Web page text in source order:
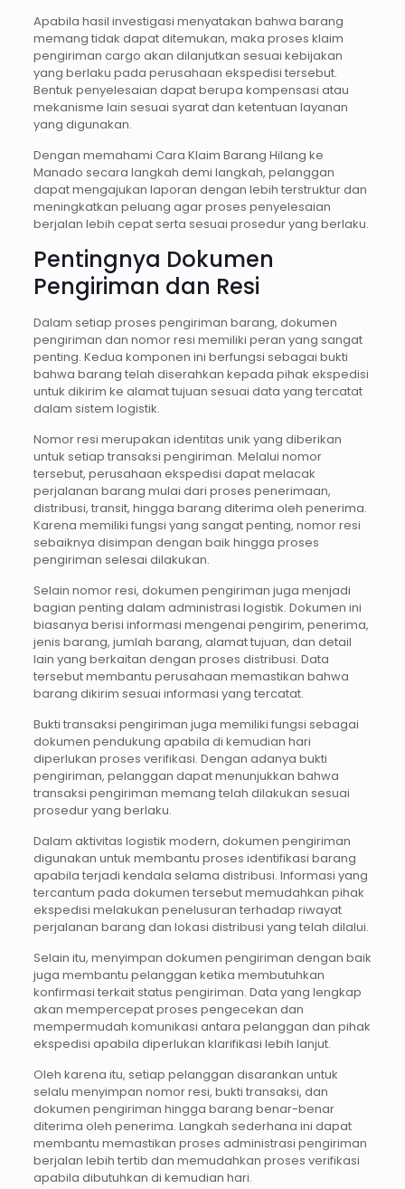
Apabila hasil investigasi menyatakan bahwa barang
memang tidak dapat ditemukan, maka proses klaim
pengiriman cargo akan dilanjutkan sesuai kebijakan
yang berlaku pada perusahaan ekspedisi tersebut.
Bentuk penyelesaian dapat berupa kompensasi atau
mekanisme lain sesuai syarat dan ketentuan layanan
yang digunakan.
Dengan memahami Cara Klaim Barang Hilang ke
Manado secara langkah demi langkah, pelanggan
dapat mengajukan laporan dengan lebih terstruktur dan
meningkatkan peluang agar proses penyelesaian
berjalan lebih cepat serta sesuai prosedur yang berlaku.
Pentingnya Dokumen
Pengiriman dan Resi
Dalam setiap proses pengiriman barang, dokumen
pengiriman dan nomor resi memiliki peran yang sangat
penting. Kedua komponen ini berfungsi sebagai bukti
bahwa barang telah diserahkan kepada pihak ekspedisi
untuk dikirim ke alamat tujuan sesuai data yang tercatat
dalam sistem logistik.
Nomor resi merupakan identitas unik yang diberikan
untuk setiap transaksi pengiriman. Melalui nomor
tersebut, perusahaan ekspedisi dapat melacak
perjalanan barang mulai dari proses penerimaan,
distribusi, transit, hingga barang diterima oleh penerima.
Karena memiliki fungsi yang sangat penting, nomor resi
sebaiknya disimpan dengan baik hingga proses
pengiriman selesai dilakukan.
Selain nomor resi, dokumen pengiriman juga menjadi
bagian penting dalam administrasi logistik. Dokumen ini
biasanya berisi informasi mengenai pengirim, penerima,
jenis barang, jumlah barang, alamat tujuan, dan detail
lain yang berkaitan dengan proses distribusi. Data
tersebut membantu perusahaan memastikan bahwa
barang dikirim sesuai informasi yang tercatat.
Bukti transaksi pengiriman juga memiliki fungsi sebagai
dokumen pendukung apabila di kemudian hari
diperlukan proses verifikasi. Dengan adanya bukti
pengiriman, pelanggan dapat menunjukkan bahwa
transaksi pengiriman memang telah dilakukan sesuai
prosedur yang berlaku.
Dalam aktivitas logistik modern, dokumen pengiriman
digunakan untuk membantu proses identifikasi barang
apabila terjadi kendala selama distribusi. Informasi yang
tercantum pada dokumen tersebut memudahkan pihak
ekspedisi melakukan penelusuran terhadap riwayat
perjalanan barang dan lokasi distribusi yang telah dilalui.
Selain itu, menyimpan dokumen pengiriman dengan baik
juga membantu pelanggan ketika membutuhkan
konfirmasi terkait status pengiriman. Data yang lengkap
akan mempercepat proses pengecekan dan
mempermudah komunikasi antara pelanggan dan pihak
ekspedisi apabila diperlukan klarifikasi lebih lanjut.
Oleh karena itu, setiap pelanggan disarankan untuk
selalu menyimpan nomor resi, bukti transaksi, dan
dokumen pengiriman hingga barang benar-benar
diterima oleh penerima. Langkah sederhana ini dapat
membantu memastikan proses administrasi pengiriman
berjalan lebih tertib dan memudahkan proses verifikasi
apabila dibutuhkan di kemudian hari.